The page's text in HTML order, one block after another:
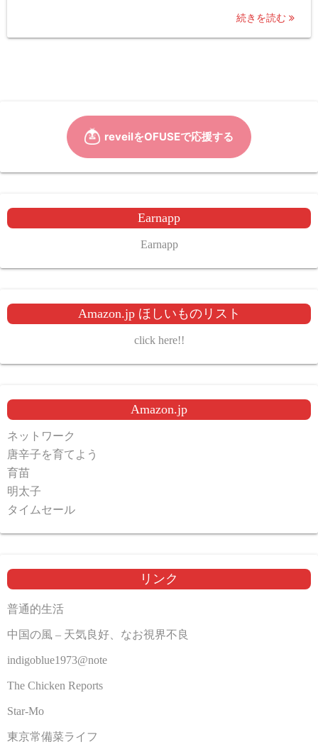
続きを読む
Earnapp
Earnapp
Amazon.jp ほしいものリスト
click here!!
Amazon.jp
ネットワーク
唐辛子を育てよう
育苗
明太子
タイムセール
リンク
普通的生活
中国の風 – 天気良好、なお視界不良
indigoblue1973@note
The Chicken Reports
Star-Mo
東京常備菜ライフ